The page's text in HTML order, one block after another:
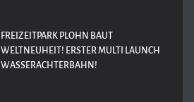
FREIZEITPARK PLOHN BAUT
WELTNEUHEIT! ERSTER MULTI LAUNCH
WASSERACHTERBAHN!